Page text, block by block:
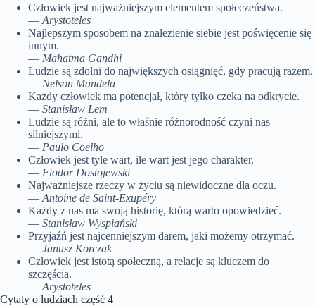
Człowiek jest najważniejszym elementem społeczeństwa.
— Arystoteles
Najlepszym sposobem na znalezienie siebie jest poświęcenie się
innym.
— Mahatma Gandhi
Ludzie są zdolni do największych osiągnięć, gdy pracują razem.
— Nelson Mandela
Każdy człowiek ma potencjał, który tylko czeka na odkrycie.
— Stanisław Lem
Ludzie są różni, ale to właśnie różnorodność czyni nas
silniejszymi.
— Paulo Coelho
Człowiek jest tyle wart, ile wart jest jego charakter.
— Fiodor Dostojewski
Najważniejsze rzeczy w życiu są niewidoczne dla oczu.
— Antoine de Saint-Exupéry
Każdy z nas ma swoją historię, którą warto opowiedzieć.
— Stanisław Wyspiański
Przyjaźń jest najcenniejszym darem, jaki możemy otrzymać.
— Janusz Korczak
Człowiek jest istotą społeczną, a relacje są kluczem do
szczęścia.
— Arystoteles
Cytaty o ludziach część 4